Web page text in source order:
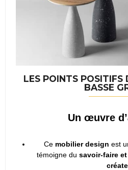
LES POINTS POSITIFS
BASSE
Un œuvre
Ce mobilier design est
témoigne du savoir-faire